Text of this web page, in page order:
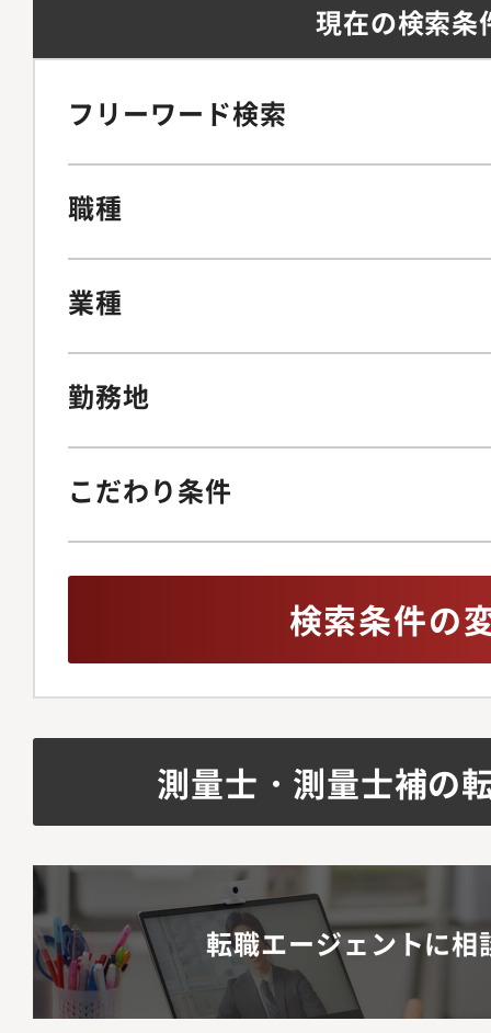
現在の検索条
フリーワード検索
職種
業種
勤務地
こだわり条件
検索条件の
測量士・測量士補の
転職エージェントに相